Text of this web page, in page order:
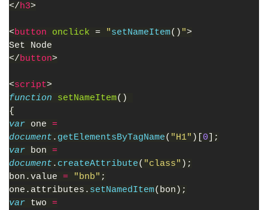
</h3>
<button onclick = "setNameItem() ">
Set Node
</button>
<script>
function setNameItem()
{
var one =
document . getElementsByTagName( "H1" )[0];
var
bon =
document . createAttribute( "class" );
bon.value = "bnb" ;
one.attributes. setNamedItem(bon);
var two =